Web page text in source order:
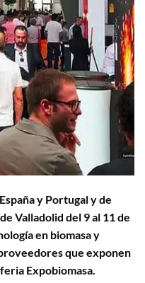
y Portugal y de
Valladolid del 9 al 11 de
en biomasa y
que exponen
Expobiomasa.